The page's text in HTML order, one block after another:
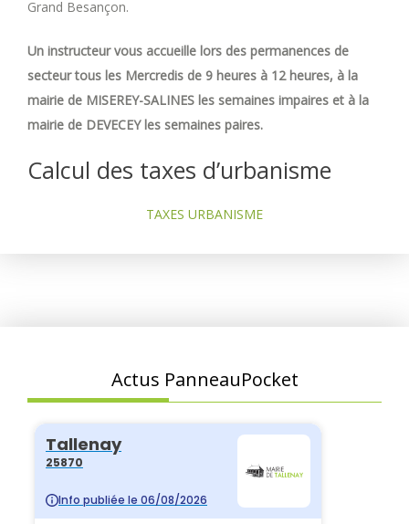
Grand Besançon.
Un instructeur vous accueille lors des permanences de
secteur tous les Mercredis de 9 heures à 12 heures, à la
mairie de MISEREY-SALINES les semaines impaires et à la
mairie de DEVECEY les semaines paires.
Calcul des taxes d’urbanisme
TAXES URBANISME
Actus PanneauPocket